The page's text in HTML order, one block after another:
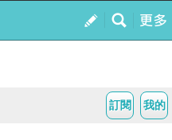
我的
訂閱